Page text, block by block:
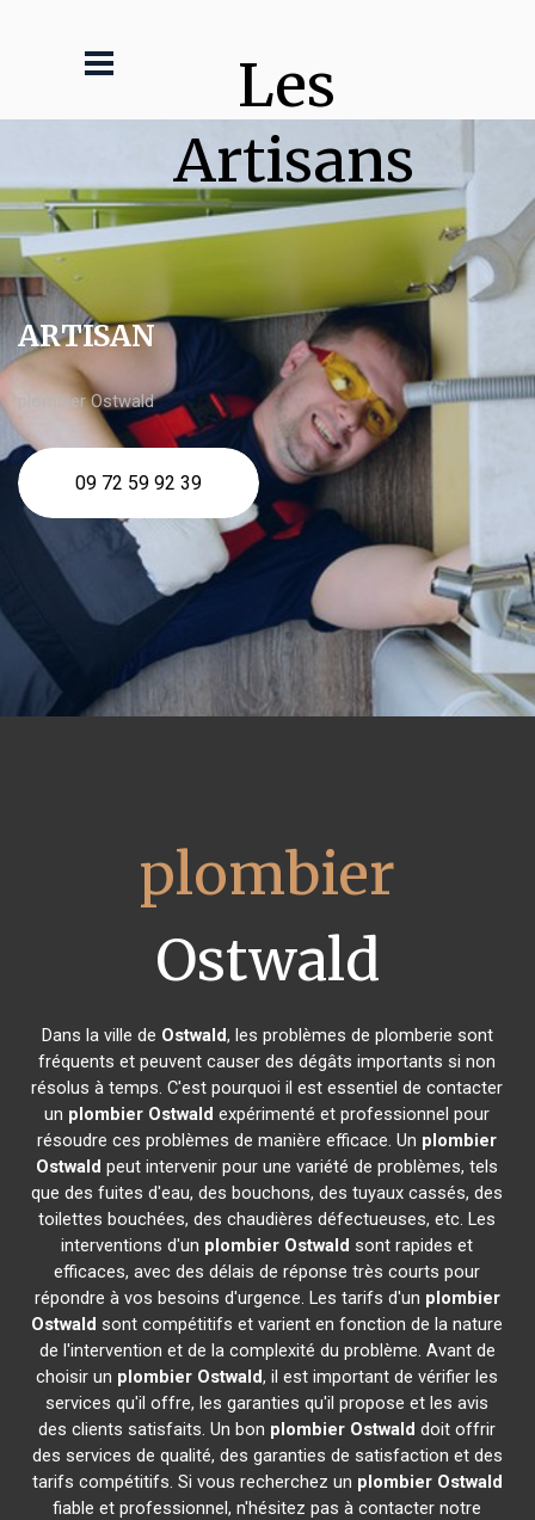
Les
Artisans
ARTISAN
plombier Ostwald
09 72 59 92 39
plombier
Ostwald
Dans la ville de Ostwald, les problèmes de plomberie sont
fréquents et peuvent causer des dégâts importants si non
résolus à temps. C'est pourquoi il est essentiel de contacter
un plombier Ostwald expérimenté et professionnel pour
résoudre ces problèmes de manière efficace. Un plombier
Ostwald peut intervenir pour une variété de problèmes, tels
que des fuites d'eau, des bouchons, des tuyaux cassés, des
toilettes bouchées, des chaudières défectueuses, etc. Les
interventions d'un plombier Ostwald sont rapides et
efficaces, avec des délais de réponse très courts pour
répondre à vos besoins d'urgence. Les tarifs d'un plombier
Ostwald sont compétitifs et varient en fonction de la nature
de l'intervention et de la complexité du problème. Avant de
choisir un plombier Ostwald, il est important de vérifier les
services qu'il offre, les garanties qu'il propose et les avis
des clients satisfaits. Un bon plombier Ostwald doit offrir
des services de qualité, des garanties de satisfaction et des
tarifs compétitifs. Si vous recherchez un plombier Ostwald
fiable et professionnel, n'hésitez pas à contacter notre